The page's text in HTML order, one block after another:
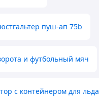
пуш-ап 75b
и футбольный мяч
с контейнером для льда